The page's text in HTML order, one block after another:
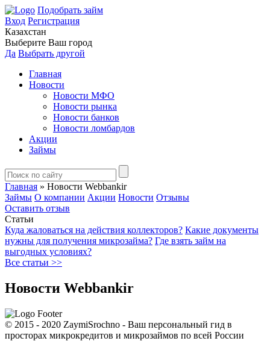
Подобрать займ
Вход Регистрация
Казахстан
Выберите Ваш город
Да Выбрать другой
Главная
Новости
Новости МФО
Новости рынка
Новости банков
Новости ломбардов
Акции
Займы
Главная » Новости Webbankir
Займы О компании Акции Новости Отзывы
Оставить отзыв
Статьи
Куда жаловаться на действия коллекторов? Какие документы
нужны для получения микрозайма? Где взять займ на
выгодных условиях?
Все статьи >>
Новости Webbankir
© 2015 - 2020 ZaymiSrochno - Ваш персональный гид в
просторах микрокредитов и микрозаймов по всей России